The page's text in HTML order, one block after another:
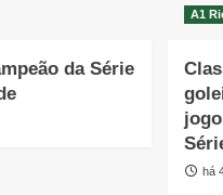
da Série
A1
há